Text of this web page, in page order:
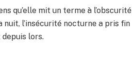
qu’elle mit un terme à l’obscurité
nuit, l’insécurité nocturne a pris fin
lors.